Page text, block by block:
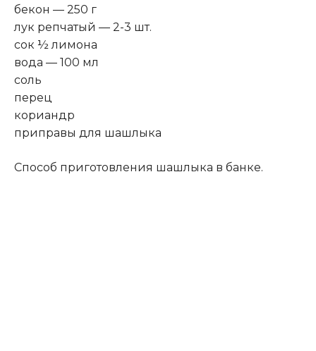
бекон — 250 г
лук репчатый — 2-3 шт.
сок ½ лимона
вода — 100 мл
соль
перец
кориандр
приправы для шашлыка
Способ приготовления шашлыка в банке.